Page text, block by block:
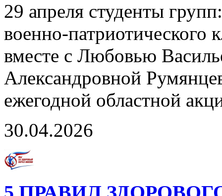
29 апреля студенты
военно-патриотического
вместе с Любовью
Александровной
ежегодной областной
30.04.2026